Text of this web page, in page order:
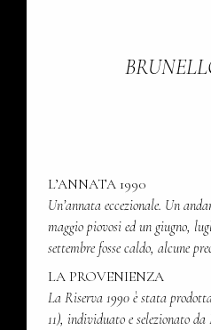
L’ANNATA 1990
Un’annata eccezionale. Un
maggio piovosi ed un giugno,
settembre fosse caldo, alcune
LA PROVENIENZA
La Riserva 1990 è stata
11), individuato e selezionato